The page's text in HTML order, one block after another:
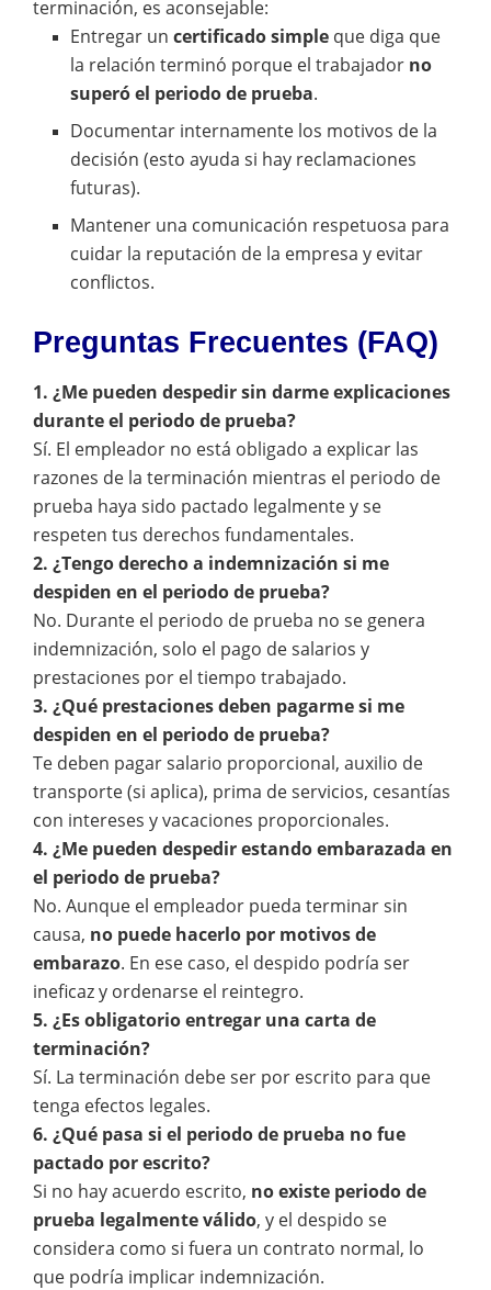
terminación, es aconsejable:
Entregar uncertificado simple que diga que
la relación terminó porque el trabajador no
superó el periodo de prueba.
Documentar internamente los motivos de la
decisión (esto ayuda si hay reclamaciones
futuras).
Mantener una comunicación respetuosa para
cuidar la reputación de la empresa y evitar
conflictos.
Preguntas Frecuentes (FAQ)
1. ¿Me pueden despedir sin darme explicaciones
durante el periodo de prueba?
Sí. El empleador no está obligado a explicar las
razones de la terminación mientras el periodo de
prueba haya sido pactado legalmente y se
respeten tus derechos fundamentales.
2. ¿Tengo derecho a indemnización si me
despiden en el periodo de prueba?
No. Durante el periodo de prueba no se genera
indemnización, solo el pago de salarios y
prestaciones por el tiempo trabajado.
3. ¿Qué prestaciones deben pagarme si me
despiden en el periodo de prueba?
Te deben pagar salario proporcional, auxilio de
transporte (si aplica), prima de servicios, cesantías
con intereses y vacaciones proporcionales.
4. ¿Me pueden despedir estando embarazada en
el periodo de prueba?
No. Aunque el empleador pueda terminar sin
causa, no puede hacerlo por motivos de
embarazo. En ese caso, el despido podría ser
ineficaz y ordenarse el reintegro.
5. ¿Es obligatorio entregar una carta de
terminación?
Sí. La terminación debe ser por escrito para que
tenga efectos legales.
6. ¿Qué pasa si el periodo de prueba no fue
pactado por escrito?
Si no hay acuerdo escrito, no existe periodo de
prueba legalmente válido, y el despido se
considera como si fuera un contrato normal, lo
que podría implicar indemnización.